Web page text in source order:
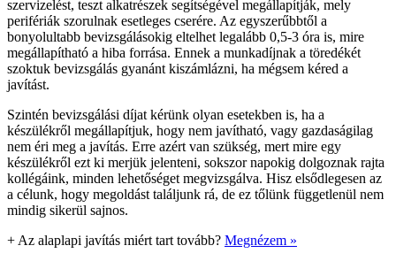
szervizelést, teszt alkatrészek segítségével megállapítják, mely
perifériák szorulnak esetleges cserére. Az egyszerűbbtől a
bonyolultabb bevizsgálásokig eltelhet legalább 0,5-3 óra is, mire
megállapítható a hiba forrása. Ennek a munkadíjnak a töredékét
szoktuk bevizsgálás gyanánt kiszámlázni, ha mégsem kéred a
javítást.
Szintén bevizsgálási díjat kérünk olyan esetekben is, ha a
készülékről megállapítjuk, hogy nem javítható, vagy gazdaságilag
nem éri meg a javítás. Erre azért van szükség, mert mire egy
készülékről ezt ki merjük jelenteni, sokszor napokig dolgoznak rajta
kollégáink, minden lehetőséget megvizsgálva. Hisz elsődlegesen az
a célunk, hogy megoldást találjunk rá, de ez tőlünk függetlenül nem
mindig sikerül sajnos.
+ Az alaplapi javítás miért tart tovább? Megnézem »